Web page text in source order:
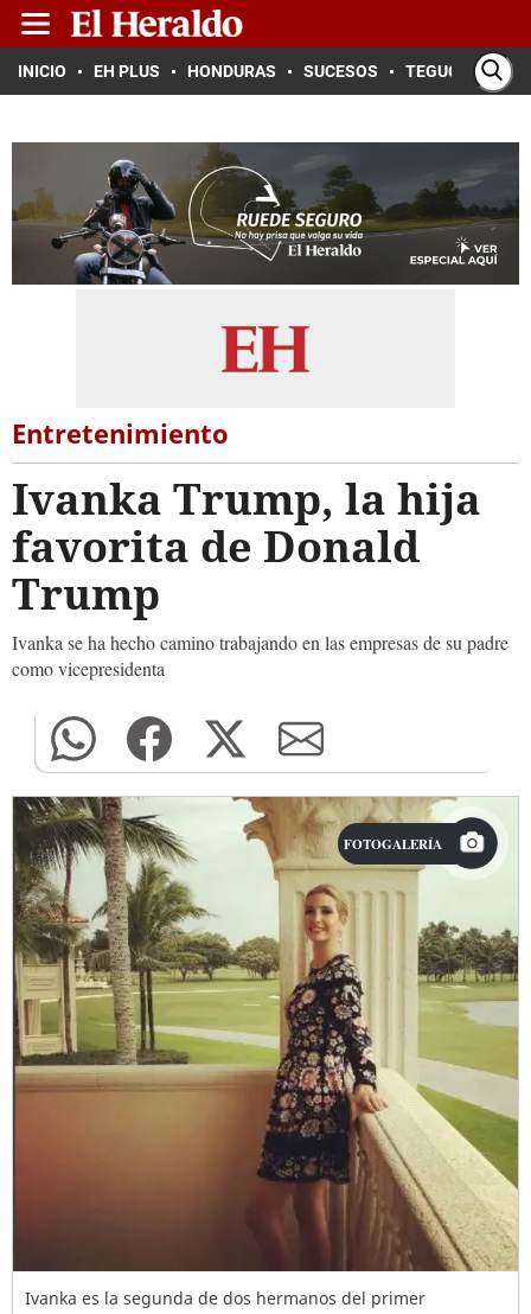
INICIO EH PLUS HONDURAS SUCESOS TEGUCIGALPA
Entretenimiento
Ivanka Trump, la hija
favorita de Donald
Trump
Ivanka se ha hecho camino trabajando en las empresas de su padre
como vicepresidenta
FOTOGALERÍA
Ivanka es la segunda de dos hermanos del primer